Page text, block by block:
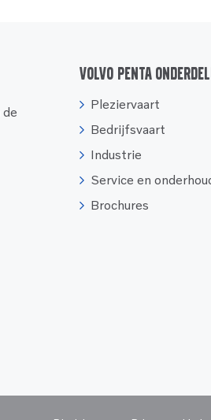
Volvo Penta
Pleziervaart
Bedrijfsvaart
Industrie
Service en
Brochures